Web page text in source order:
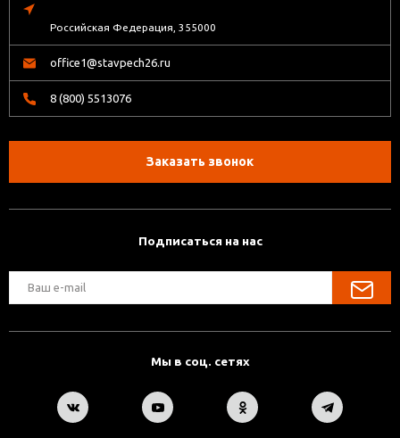
Российская Федерация, 355000
office1@stavpech26.ru
8 (800) 5513076
Заказать звонок
Подписаться на нас
Мы в соц. сетях